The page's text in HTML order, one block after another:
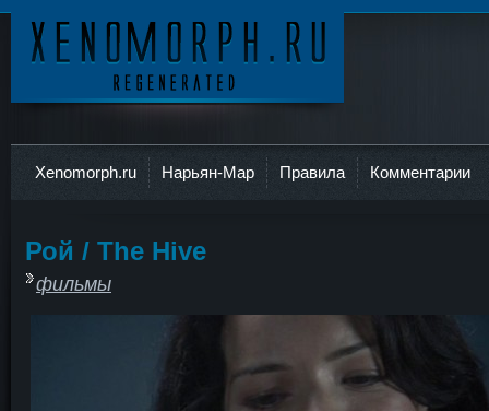
Xenomorph.ru Нарьян-Мар Правила Комментарии
Рой / The Hive
фильмы